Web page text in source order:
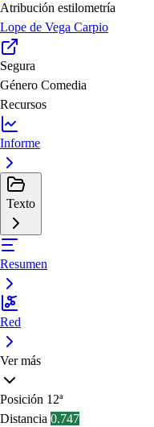
Atribución estilometría
Lope de Vega Carpio
Segura
Género Comedia
Recursos
Informe
Texto
Resumen
Red
Ver más
Posición 12ª
Distancia 0.747